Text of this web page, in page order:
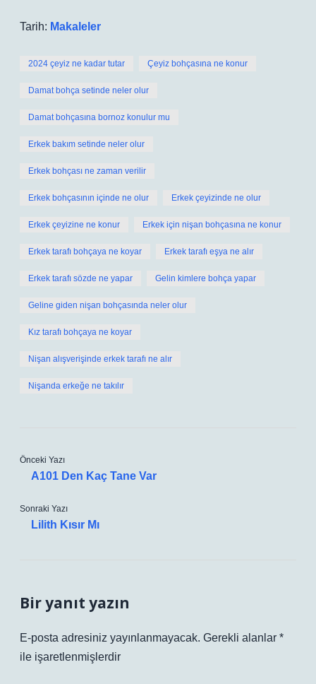
Tarih: Makaleler
2024 çeyiz ne kadar tutar Çeyiz bohçasına ne konur
Damat bohça setinde neler olur
Damat bohçasına bornoz konulur mu
Erkek bakım setinde neler olur
Erkek bohçası ne zaman verilir
Erkek bohçasının içinde ne olur Erkek çeyizinde ne olur
Erkek çeyizine ne konur Erkek için nişan bohçasına ne konur
Erkek tarafı bohçaya ne koyar Erkek tarafı eşya ne alır
Erkek tarafı sözde ne yapar Gelin kimlere bohça yapar
Geline giden nişan bohçasında neler olur
Kız tarafı bohçaya ne koyar
Nişan alışverişinde erkek tarafı ne alır
Nişanda erkeğe ne takılır
Önceki Yazı
A101 Den Kaç Tane Var
Sonraki Yazı
Lilith Kısır Mı
Bir yanıt yazın
E-posta adresiniz yayınlanmayacak. Gerekli alanlar *
ile işaretlenmişlerdir